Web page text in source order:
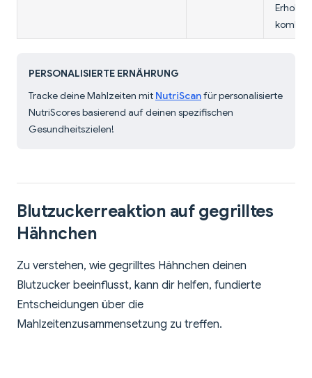
PERSONALISIERTE ERNÄHRUNG
Tracke deine Mahlzeiten mit NutriScanfür personalisierte
NutriScores basierend auf deinen spezifischen
Gesundheitszielen!
Blutzuckerreaktion auf gegrilltes
Hähnchen
Zu verstehen, wie gegrilltes Hähnchen deinen
Blutzucker beeinflusst, kann dir helfen, fundierte
Entscheidungen über die
Mahlzeitenzusammensetzung zu treffen.